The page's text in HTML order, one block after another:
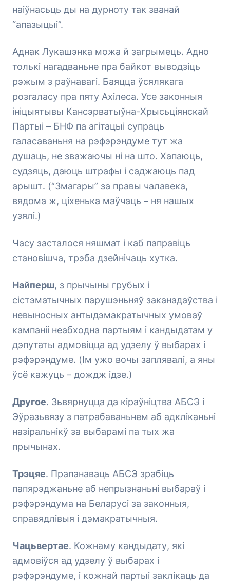
наіўнасьць ды на дурноту так званай
“апазыцыі”.
Аднак Лукашэнка можа й загрымець. Адно
толькі нагадваньне пра байкот выводзіць
рэжым з раўнавагі. Баяцца ўсялякага
розгаласу пра пяту Ахілеса. Усе законныя
ініцыятывы Кансэрватыўна-Хрысьціянскай
Партыі – БНФ па агітацыі супраць
галасаваньня на рэфэрэндуме тут жа
душаць, не зважаючы ні на што. Хапаюць,
судзяць, даюць штрафы і саджаюць пад
арышт. (“Змагары” за правы чалавека,
вядома ж, ціхенька маўчаць – ня нашых
узялі.)
Часу засталося няшмат і каб паправіць
становішча, трэба дзейнічаць хутка.
Найперш, з прычыны грубых і
сістэматычных парушэньняў заканадаўства і
невыносных антыдэмакратычных умоваў
кампаніі неабходна партыям і кандыдатам у
дэпутаты адмовіцца ад удзелу ў выбарах і
рэфэрэндуме. (Ім ужо вочы заплявалі, а яны
ўсё кажуць – дождж ідзе.)
Другое. Зьвярнуцца да кіраўніцтва АБСЭ і
Эўразьвязу з патрабаваньнем аб адкліканьні
назіральнікў за выбарамі па тых жа
прычынах.
Трэцяе. Прапанаваць АБСЭ зрабіць
папярэджаньне аб непрызнаньні выбараў і
рэфэрэндума на Беларусі за законныя,
справядлівыя і дэмакратычныя.
Чацьвертае. Кожнаму кандыдату, які
адмовіўся ад удзелу ў выбарах і
рэфэрэндуме, і кожнай партыі заклікаць да